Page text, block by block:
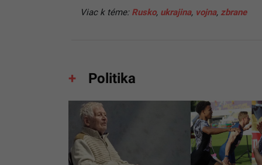
Viac k téme: Rusko, ukrajina, vojna, zbrane
Politika